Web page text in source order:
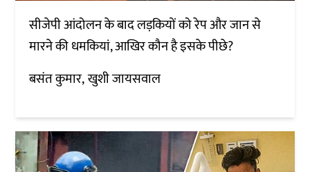
सीजेपी आंदोलन के बाद लड़कियों को रेप और जान से
मारने की धमकियां, आखिर कौन है इसके पीछे?
बसंत कुमार खुशी जायसवाल